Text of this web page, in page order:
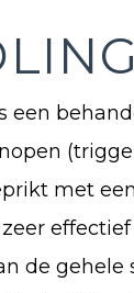
een
met
de gehele